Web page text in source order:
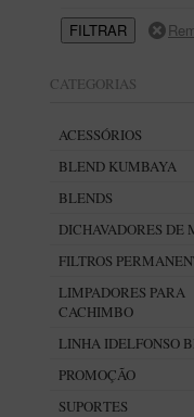
CATEGORIAS
ACESSÓRIOS
BLEND KUMBAYA
BLENDS
DICHAVADORES DE
FILTROS
LIMPADORES PARA
CACHIMBO
LINHA IDELFONSO
PROMOÇÃO
SUPORTES